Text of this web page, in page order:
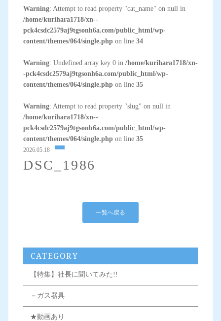
Warning: Attempt to read property "cat_name" on null in
/home/kurihara1718/xn--
pck4csdc2579aj9tgsonh6a.com/public_html/wp-
content/themes/064/single.phpon line 34
Warning: Undefined array key 0 in /home/kurihara1718/xn-
-pck4csdc2579aj9tgsonh6a.com/public_html/wp-
content/themes/064/single.phpon line 35
Warning: Attempt to read property "slug" on null in
/home/kurihara1718/xn--
pck4csdc2579aj9tgsonh6a.com/public_html/wp-
content/themes/064/single.phpon line 35
2026.05.18
DSC_1986
一覧へ戻る
CATEGORY
【特集】社長に聞いてみた!!
－ガス器具
★動画あり